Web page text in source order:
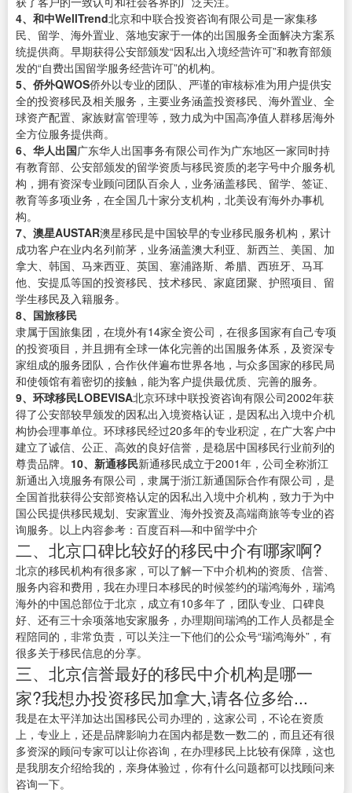
4、和中WellTrend北京和中联合投资咨询有限公司是一家集移
民、留学、海外置业、落地安家于一体的出国服务全面解决方案系
统提供商。早期获得公安部颁发“因私出入境经营许可”和教育部颁
发的“自费出国留学服务经营许可”的机构。
5、侨外QWOS侨外以专业的团队、严谨的审核标准为用户提供安
全的投资移民及相关服务，主要业务涵盖投资移民、海外置业、全
球资产配置、家族财富管理等，致力成为中国高净值人群移居海外
全方位服务提供商。
6、华人出国广东华人出国事务有限公司作为广东地区一家同时持
有教育部、公安部颁发的留学资质与移民资质的老字号中介服务机
构，拥有资深专业顾问团队百余人，业务涵盖移民、留学、签证、
教育等多项业务，在全国几十家分支机构，北美设有海外办事机
构。
7、澳星AUSTAR澳星移民是中国较早的专业移民服务机构，累计
成功客户在业内名列前茅，业务涵盖澳大利亚、新西兰、美国、加
拿大、韩国、马来西亚、英国、塞浦路斯、希腊、西班牙、马耳
他、安提瓜等国的投资移民、技术移民、家庭团聚、护照项目、留
学生移民及入籍服务。
8、国旅移民
隶属于国旅集团，在境外有14家全资公司，在很多国家有自己专项
的投资项目，并且拥有全球一体化完善的出国服务体系，及资深专
家组成的服务团队，合作伙伴遍布世界各地，与众多国家的移民局
和使领馆有着密切的接触，能为客户提供最优质、完善的服务。
9、环球移民LOBEVISA北京环球中联投资咨询有限公司2002年获
得了公安部较早颁发的因私出入境资格认证，是因私出入境中介机
构协会理事单位。环球移民经过20多年的专业积淀，在广大客户中
建立了诚信、公正、高效的良好信誉，是稳居中国移民行业前列的
尊贵品牌。 10、新通移民新通移民成立于2001年，公司全称浙江
新通出入境服务有限公司，隶属于浙江新通国际合作有限公司，是
全国首批获得公安部资格认定的因私出入境中介机构，致力于为中
国公民提供移民规划、安家置业、海外投资及高端商旅等专业的咨
询服务。以上内容参考：百度百科—和中留学中介
二、北京口碑比较好的移民中介有哪家啊?
北京的移民机构有很多家，可以了解一下中介机构的资质、信誉、
服务内容和费用，我在办理日本移民的时候签约的瑞鸿海外，瑞鸿
海外的中国总部位于北京，成立有10多年了，团队专业、口碑良
好、还有三十余项落地安家服务，办理期间瑞鸿的工作人员都是全
程陪同的，非常负责，可以关注一下他们的公众号“瑞鸿海外”，有
很多关于移民信息的分享。
三、北京信誉最好的移民中介机构是哪一
家?我想办投资移民加拿大,请各位多给...
我是在太平洋加达出国移民公司办理的，这家公司，不论在资质
上，专业上，还是品牌影响力在国内都是数一数二的，而且还有很
多资深的顾问专家可以让你咨询，在办理移民上比较有保障，这也
是我朋友介绍给我的，亲身体验过，你有什么问题都可以找顾问来
咨询一下。